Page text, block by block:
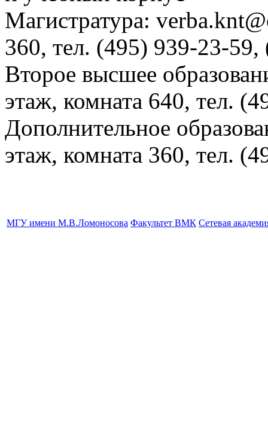
Магистратура:
360, тел. (495) 939-23-
Второе высшее
этаж, комната 640, тел.
Дополнительное
этаж, комната 360, тел.
МГУ имени М.В.Ломоносова Факультет ВМК Сетевая